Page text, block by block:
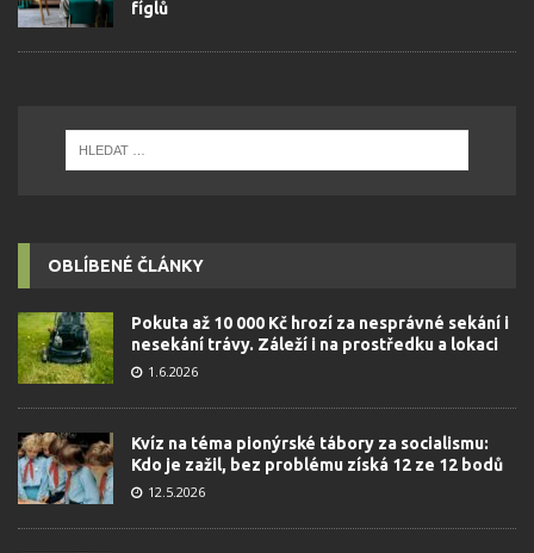
fíglů
OBLÍBENÉ ČLÁNKY
Pokuta až 10 000 Kč hrozí za nesprávné sekání i
nesekání trávy. Záleží i na prostředku a lokaci
1.6.2026
Kvíz na téma pionýrské tábory za socialismu:
Kdo je zažil, bez problému získá 12 ze 12 bodů
12.5.2026